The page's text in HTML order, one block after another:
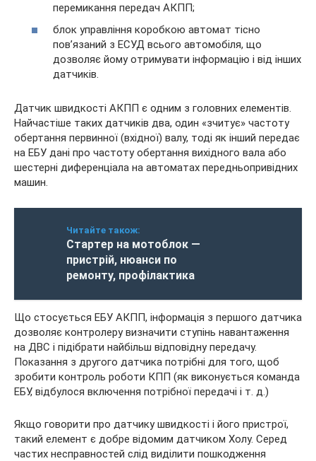
перемикання передач АКПП;
блок управління коробкою автомат тісно
пов’язаний з ЕСУД всього автомобіля, що
дозволяє йому отримувати інформацію і від інших
датчиків.
Датчик швидкості АКПП є одним з головних елементів.
Найчастіше таких датчиків два, один «зчитує» частоту
обертання первинної (вхідної) валу, тоді як інший передає
на ЕБУ дані про частоту обертання вихідного вала або
шестерні диференціала на автоматах передньопривідних
машин.
Читайте також:
Стартер на мотоблок —
пристрій, нюанси по
ремонту, профілактика
Що стосується ЕБУ АКПП, інформація з першого датчика
дозволяє контролеру визначити ступінь навантаження
на ДВС і підібрати найбільш відповідну передачу.
Показання з другого датчика потрібні для того, щоб
зробити контроль роботи КПП (як виконується команда
ЕБУ, відбулося включення потрібної передачі і т. д.)
Якщо говорити про датчику швидкості і його пристрої,
такий елемент є добре відомим датчиком Холу. Серед
частих несправностей слід виділити пошкодження